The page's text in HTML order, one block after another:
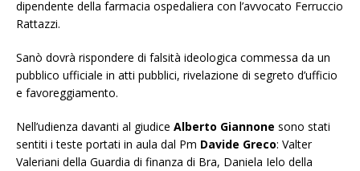
dipendente della farmacia ospedaliera con l’avvocato Ferruccio
Rattazzi.
Sanò dovrà rispondere di falsità ideologica commessa da un
pubblico ufficiale in atti pubblici, rivelazione di segreto d’ufficio
e favoreggiamento.
Nell’udienza davanti al giudice Alberto Giannone sono stati
sentiti i teste portati in aula dal Pm Davide Greco: Valter
Valeriani della Guardia di finanza di Bra, Daniela Ielo della